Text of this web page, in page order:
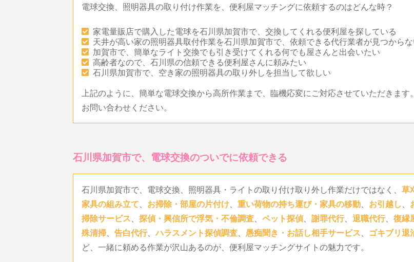
電球交換、照明器具の取り付け作業を、便利屋マッチングに依頼するのはどんな時？
家電量販店で購入した電球を石川県加賀市で、交換してくれる便利屋を探している
天井が高い家の照明器具取付作業を石川県加賀市で、依頼できる代行業者が見つから
加賀市で、簡単なライト交換でも引き受けてくれる何でも屋さんと出会いたい
高齢者なので、石川県の信頼できる便利屋さんに頼みたい
石川県加賀市で、空き家の照明器具の取り外しを担当して欲しい
上記のように、簡単な電球交換から高所作業まで、臨機応変にご対応させていただきます
お問い合わせください。
石川県加賀市で、電球交換のついでに依頼できる
石川県加賀市で、電球交換、照明器具・ライトの取り付け取り外し作業だけではなく、 草
家具の組み立て、 お掃除・部屋の片付け、 重い荷物の持ち運び・家具の移動、 お引越し、
掃除サービス、 探偵・興信所で浮気・不倫調査、 ペット探偵、 謝罪代行、 退職代行、 復縁
殊清掃、 告白代行、ハラスメント探偵調査、 愚痴聞き・お話し相手サービス、 ゴキブリ退
ど、一緒に頼める作業が沢山あるのが、便利屋マッチングサイトの魅力です。